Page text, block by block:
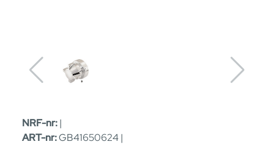
NRF-nr:|
ART-nr:GB41650624 |